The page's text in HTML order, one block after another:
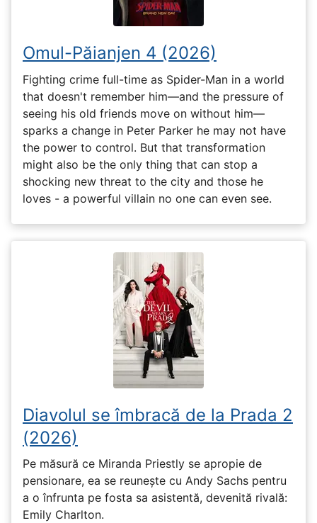
Omul-Păianjen 4 (2026)
Fighting crime full-time as Spider-Man in a world
that doesn't remember him—and the pressure of
seeing his old friends move on without him—
sparks a change in Peter Parker he may not have
the power to control. But that transformation
might also be the only thing that can stop a
shocking new threat to the city and those he
loves - a powerful villain no one can even see.
Diavolul se îmbracă de la Prada 2
(2026)
Pe măsură ce Miranda Priestly se apropie de
pensionare, ea se reunește cu Andy Sachs pentru
a o înfrunta pe fosta sa asistentă, devenită rivală:
Emily Charlton.